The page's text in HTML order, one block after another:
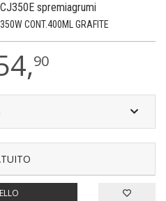
spremiagrumi
CONT.400ML GRAFITE
90